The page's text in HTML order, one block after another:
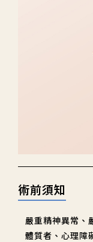
術前須知
嚴重精神異常
體質者、心理障